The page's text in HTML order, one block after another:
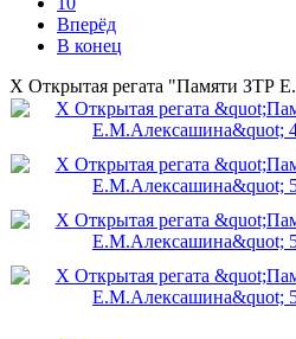
Вперёд
В конец
X Открытая регата "Памяти ЗТР